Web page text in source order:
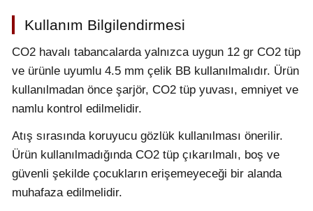
Kullanım Bilgilendirmesi
CO2 havalı tabancalarda yalnızca uygun 12 gr CO2 tüp
ve ürünle uyumlu 4.5 mm çelik BB kullanılmalıdır. Ürün
kullanılmadan önce şarjör, CO2 tüp yuvası, emniyet ve
namlu kontrol edilmelidir.
Atış sırasında koruyucu gözlük kullanılması önerilir.
Ürün kullanılmadığında CO2 tüp çıkarılmalı, boş ve
güvenli şekilde çocukların erişemeyeceği bir alanda
muhafaza edilmelidir.